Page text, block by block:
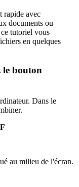
rapide avec
documents ou
tutoriel vous
en quelques
le bouton
Dans le
au milieu de l'écran.